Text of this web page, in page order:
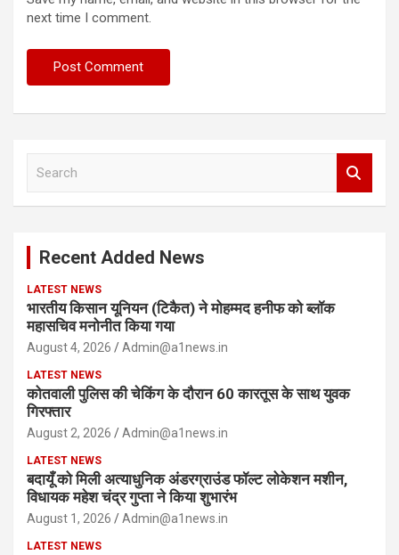
next time I comment.
Recent Added News
LATEST NEWS
भारतीय किसान यूनियन (टिकैत) ने मोहम्मद हनीफ को ब्लॉक
महासचिव मनोनीत किया गया
August 4, 2026 Admin@a1news.in
LATEST NEWS
कोतवाली पुलिस की चेकिंग के दौरान 60 कारतूस के साथ युवक
गिरफ्तार
August 2, 2026 Admin@a1news.in
LATEST NEWS
बदायूँ को मिली अत्याधुनिक अंडरग्राउंड फॉल्ट लोकेशन मशीन,
विधायक महेश चंद्र गुप्ता ने किया शुभारंभ
August 1, 2026 Admin@a1news.in
LATEST NEWS